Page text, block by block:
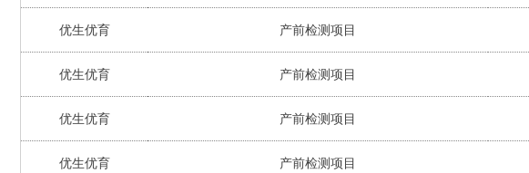
优生优育 产前检测项目
优生优育 产前检测项目
优生优育 产前检测项目
优生优育 产前检测项目